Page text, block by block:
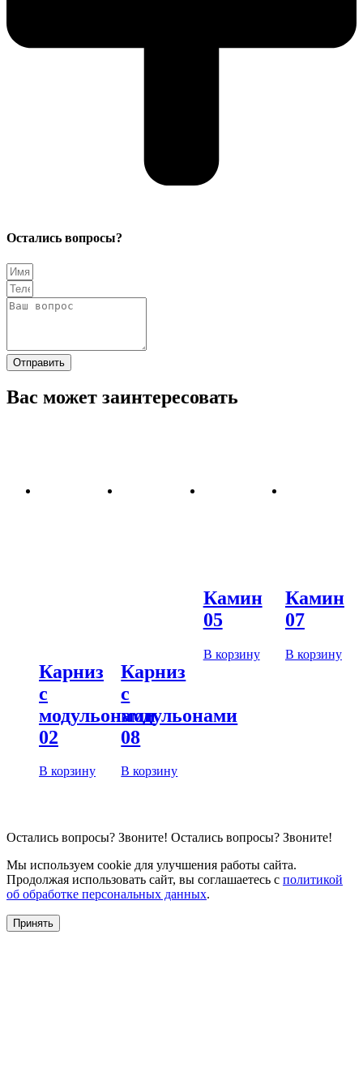
Остались вопросы?
Отправить
Вас может заинтересовать
Карниз
с
модульонами
02
В корзину
Карниз
с
модульонами
08
В корзину
Камин
05
В корзину
Камин
07
В корзину
Остались вопросы? Звоните! Остались вопросы? Звоните!
Мы используем cookie для улучшения работы сайта.
Продолжая использовать сайт, вы соглашаетесь с политикой
об обработке персональных данных.
Принять